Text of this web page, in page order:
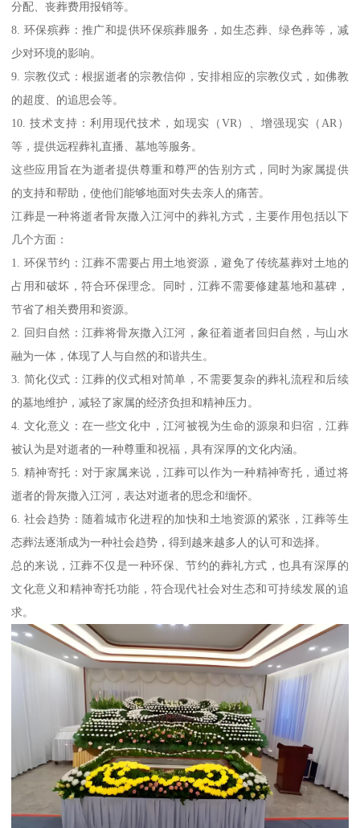
分配、丧葬费用报销等。
8. 环保殡葬：推广和提供环保殡葬服务，如生态葬、绿色葬等，减
少对环境的影响。
9. 宗教仪式：根据逝者的宗教信仰，安排相应的宗教仪式，如佛教
的超度、的追思会等。
10. 技术支持：利用现代技术，如现实（VR）、增强现实（AR）
等，提供远程葬礼直播、墓地等服务。
这些应用旨在为逝者提供尊重和尊严的告别方式，同时为家属提供
的支持和帮助，使他们能够地面对失去亲人的痛苦。
江葬是一种将逝者骨灰撒入江河中的葬礼方式，主要作用包括以下
几个方面：
1. 环保节约：江葬不需要占用土地资源，避免了传统墓葬对土地的
占用和破坏，符合环保理念。同时，江葬不需要修建墓地和墓碑，
节省了相关费用和资源。
2. 回归自然：江葬将骨灰撒入江河，象征着逝者回归自然，与山水
融为一体，体现了人与自然的和谐共生。
3. 简化仪式：江葬的仪式相对简单，不需要复杂的葬礼流程和后续
的墓地维护，减轻了家属的经济负担和精神压力。
4. 文化意义：在一些文化中，江河被视为生命的源泉和归宿，江葬
被认为是对逝者的一种尊重和祝福，具有深厚的文化内涵。
5. 精神寄托：对于家属来说，江葬可以作为一种精神寄托，通过将
逝者的骨灰撒入江河，表达对逝者的思念和缅怀。
6. 社会趋势：随着城市化进程的加快和土地资源的紧张，江葬等生
态葬法逐渐成为一种社会趋势，得到越来越多人的认可和选择。
总的来说，江葬不仅是一种环保、节约的葬礼方式，也具有深厚的
文化意义和精神寄托功能，符合现代社会对生态和可持续发展的追
求。